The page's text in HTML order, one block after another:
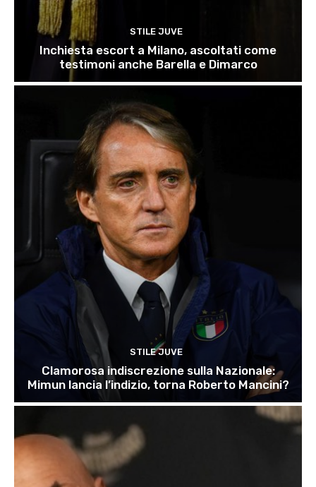
STILE JUVE
Inchiesta escort a Milano, ascoltati come
testimoni anche Barella e Dimarco
STILE JUVE
Clamorosa indiscrezione sulla Nazionale:
Mimun lancia l’indizio, torna Roberto Mancini?